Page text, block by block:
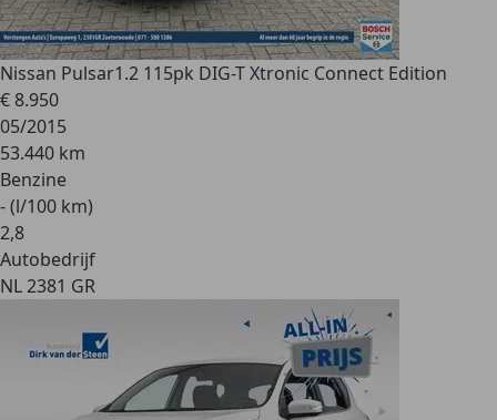
Nissan Pulsar1.2 115pk DIG-T Xtronic Connect Edition
€ 8.950
05/2015
53.440 km
Benzine
- (l/100 km)
2,8
Autobedrijf
NL 2381 GR